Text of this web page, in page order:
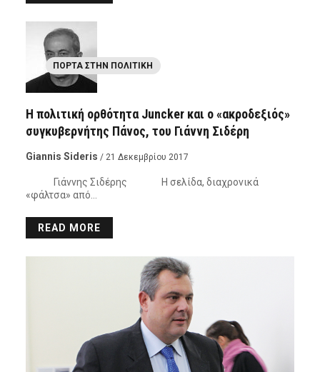
ΠΌΡΤΑ ΣΤΗΝ ΠΟΛΙΤΙΚΉ
Η πολιτική ορθότητα Juncker και ο «ακροδεξιός»
συγκυβερνήτης Πάνος, του Γιάννη Σιδέρη
Giannis Sideris / 21 Δεκεμβρίου 2017
Γιάννης Σιδέρης Η σελίδα, διαχρονικά
«φάλτσα» από…
READ MORE